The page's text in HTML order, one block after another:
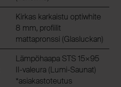
Kirkas karkaistu optiwhite
8 mm, profiilit
mattapronssi (Glasluckan)
Lämpöhaapa STS 15×95
II-valeura (Lumi-Saunat)
*asiakastoteutus